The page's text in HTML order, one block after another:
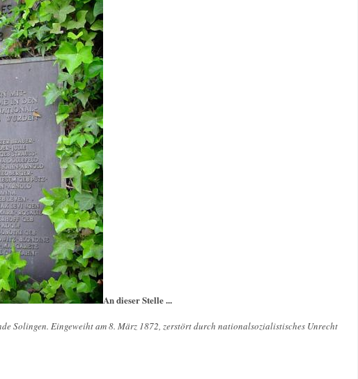
An dieser Stelle ...
Solingen. Eingeweiht am 8. März 1872, zerstört durch nationalsozialistisches Unrecht